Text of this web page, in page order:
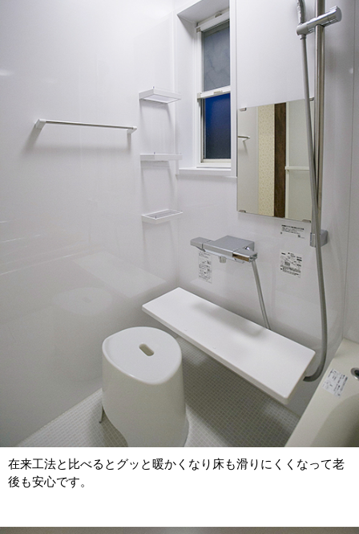
在来工法と比べるとグッと暖かくなり床も滑りにくくなって老
後も安心です。